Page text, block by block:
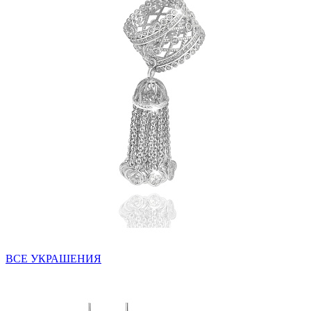
ВСЕ УКРАШЕНИЯ